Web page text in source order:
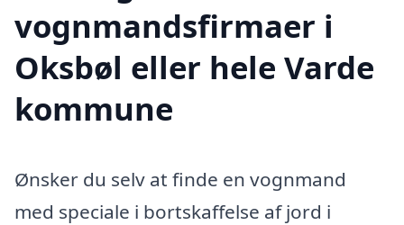
vognmandsfirmaer i
Oksbøl eller hele Varde
kommune
Ønsker du selv at finde en vognmand
med speciale i bortskaffelse af jord i